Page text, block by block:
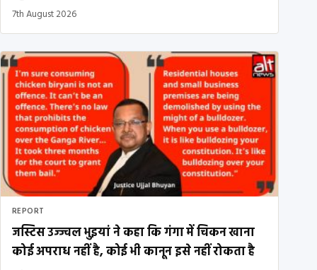
7th August 2026
REPORT
जस्टिस उज्ज्वल भुइयां ने कहा कि गंगा में चिकन खाना
कोई अपराध नहीं है, कोई भी कानून इसे नहीं रोकता है